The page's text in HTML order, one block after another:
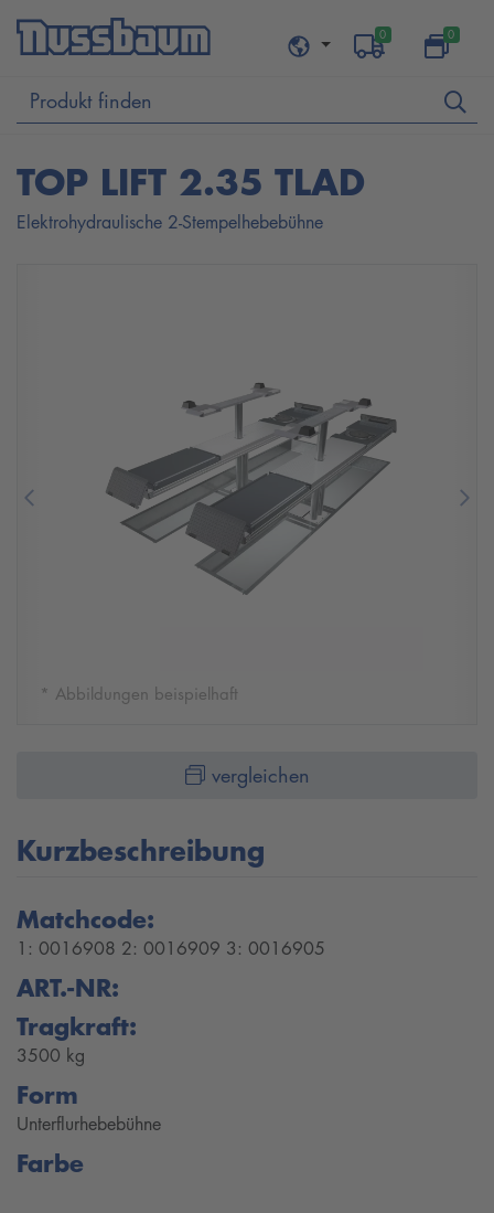
0 0
TOP LIFT 2.35 TLAD
Elektrohydraulische 2-Stempelhebebühne
Previous
* Abbildungen beispielhaft
vergleichen
Kurzbeschreibung
Matchcode:
1: 0016908 2: 0016909 3: 0016905
ART.-NR:
Tragkraft:
3500 kg
Form
Unterflurhebebühne
Farbe